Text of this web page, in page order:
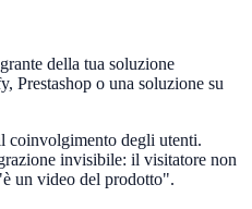
della tua soluzione
Prestashop o una soluzione su
coinvolgimento degli utenti.
invisibile: il visitatore non
un video del prodotto".